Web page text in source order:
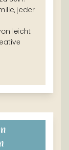
jeder
leicht